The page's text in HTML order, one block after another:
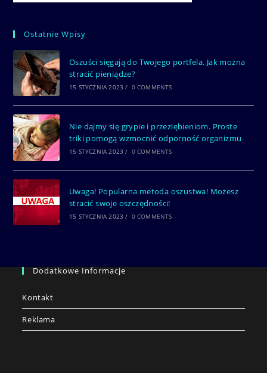
Ostatnie Wpisy
Oszuści sięgają do Twojego portfela. Jak można
stracić pieniądze?
15 STYCZNIA 2023 / 0 COMMENTS
Nie dajmy się grypie i przeziębieniom. Proste
triki pomogą wzmocnić odporność organizmu
15 STYCZNIA 2023 / 0 COMMENTS
Uwaga! Popularna metoda oszustwa! Możesz
stracić swoje oszczędności!
15 STYCZNIA 2023 / 0 COMMENTS
Dodatkowe Informacje
Kontakt
Reklama